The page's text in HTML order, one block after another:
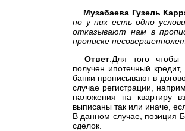
Музабаева Гузель
но у них есть одно
отказывают нам в
прописке
Ответ:Для того чтобы
получен ипотечный
банки прописывают в
случае регистрации,
наложения на квартиру
выписаны так или иначе,
В данном случае, позиция
сделок.